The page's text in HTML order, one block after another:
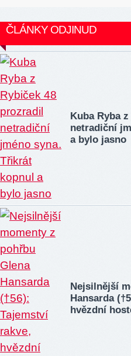
ČLÁNKY ODJINUD
Kuba Ryba
netradiční
a bylo jasno
Nejsilnější
Hansarda
hvězdní